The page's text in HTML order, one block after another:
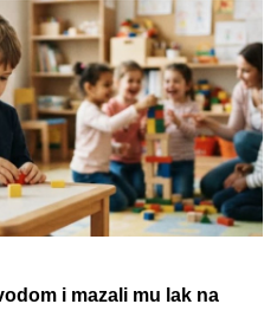
i mazali mu lak na